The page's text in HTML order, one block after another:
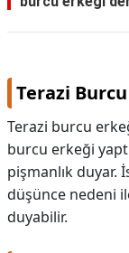
Terazi
Terazi burcu
burcu erkeği
pişmanlık duyar.
düşünce nedeni
duyabilir.